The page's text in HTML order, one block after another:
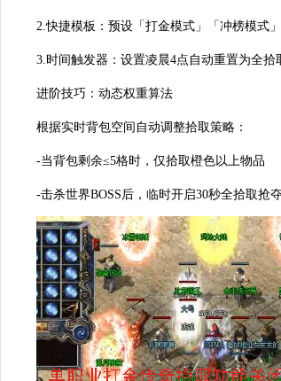
2.快捷模板：预设「打金模式」「冲榜模式
3.时间触发器：设置凌晨4点自动重置为全
进阶技巧：动态权重算法
根据实时背包空间自动调整拾取策略：
-当背包剩余≤5格时，仅拾取橙色以上物品
-击杀世界BOSS后，临时开启30秒全拾取抢